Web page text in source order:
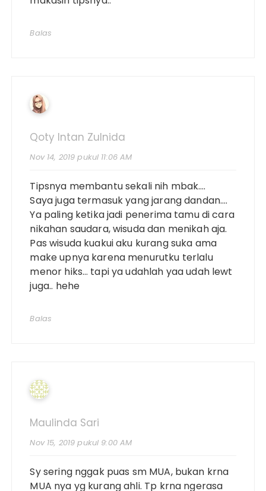
Balas
Qoty Intan Zulnida
Nov 14, 2019 pukul 11:06 AM
Tipsnya membantu sekali nih mbak….
Saya juga termasuk yang jarang dandan….
Ya paling ketika jadi penerima tamu di cara
nikahan saudara, wisuda dan menikah aja.
Pas wisuda kuakui aku kurang suka ama
make upnya karena menurutku terlalu
menor hiks… tapi ya udahlah yaa udah lewt
juga.. hehe
Balas
Maulinda Sari
Nov 15, 2019 pukul 9:00 AM
Sy sering nggak puas sm MUA, bukan krna
MUA nya yg kurang ahli. Tp krna ngerasa